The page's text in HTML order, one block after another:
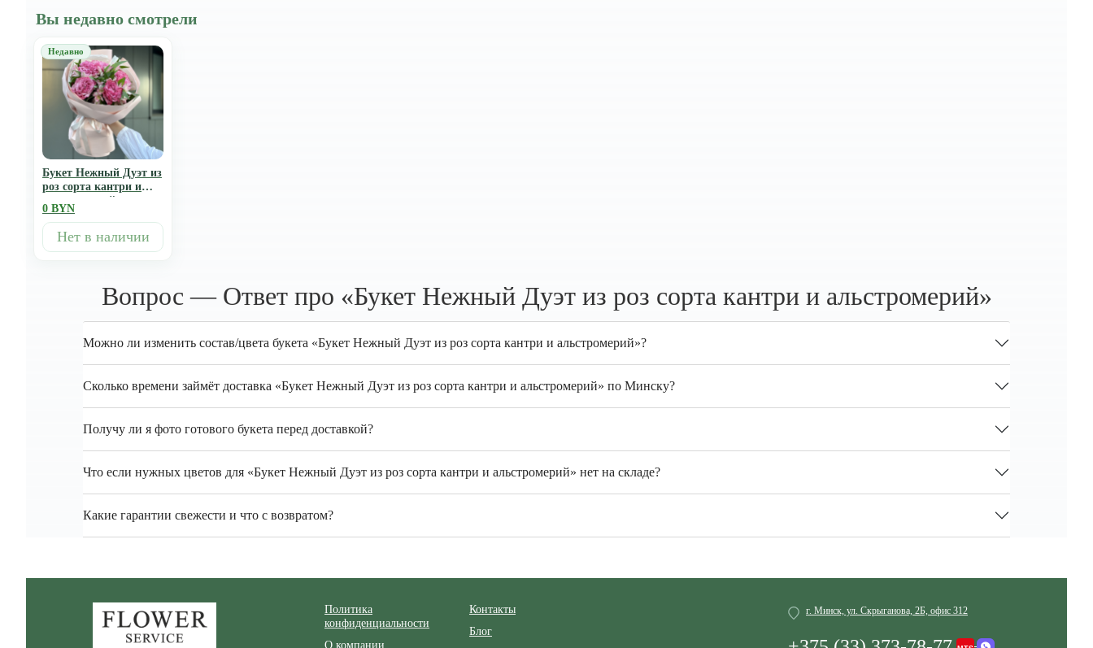
Вы недавно смотрели
Букет Нежный Дуэт из
роз сорта кантри и
альстромерий
0 BYN
Нет в наличии
Вопрос — Ответ про «Букет Нежный Дуэт из роз сорта кантри и альстромерий»
Можно ли изменить состав/цвета букета «Букет Нежный Дуэт из роз сорта кантри и альстромерий»?
Сколько времени займёт доставка «Букет Нежный Дуэт из роз сорта кантри и альстромерий» по Минску?
Получу ли я фото готового букета перед доставкой?
Что если нужных цветов для «Букет Нежный Дуэт из роз сорта кантри и альстромерий» нет на складе?
Какие гарантии свежести и что с возвратом?
Политика
конфиденциальности
О компании
Контакты
Блог
г. Минск, ул. Скрыганова, 2Б, офис 312